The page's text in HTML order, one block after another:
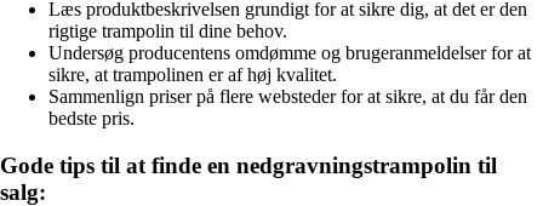
Læs produktbeskrivelsen grundigt for at sikre dig, at det er den
rigtige trampolin til dine behov.
Undersøg producentens omdømme og brugeranmeldelser for at
sikre, at trampolinen er af høj kvalitet.
Sammenlign priser på flere websteder for at sikre, at du får den
bedste pris.
Gode tips til at finde en nedgravningstrampolin til
salg: